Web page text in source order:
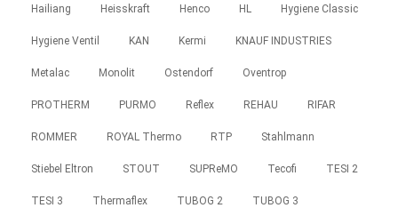
Hailiang Heisskraft Henco HL Hygiene Classic
Hygiene Ventil KAN Kermi KNAUF INDUSTRIES
Metalac Monolit Ostendorf Oventrop
PROTHERM PURMO Reflex REHAU RIFAR
ROMMER ROYAL Thermo RTP Stahlmann
Stiebel Eltron STOUT SUPReMO Tecofi TESI 2
TESI 3 Thermaflex TUBOG 2 TUBOG 3